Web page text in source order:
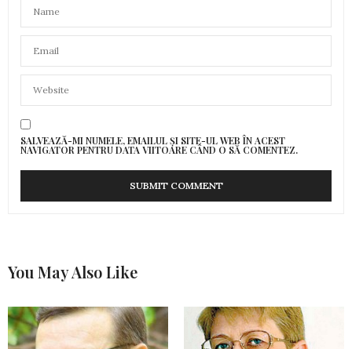
SALVEAZĂ-MI NUMELE, EMAILUL ȘI SITE-UL WEB ÎN ACEST
NAVIGATOR PENTRU DATA VIITOARE CÂND O SĂ COMENTEZ.
You May Also Like